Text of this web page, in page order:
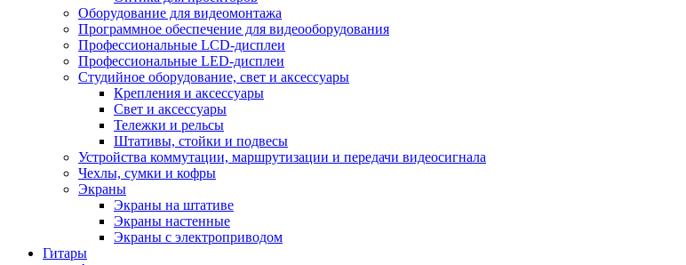
Оборудование для видеомонтажа
Программное обеспечение для видеооборудования
Профессиональные LCD-дисплеи
Профессиональные LED-дисплеи
Студийное оборудование, свет и аксессуары
Крепления и аксессуары
Свет и аксессуары
Тележки и рельсы
Штативы, стойки и подвесы
Устройства коммутации, маршрутизации и передачи видеосигнала
Чехлы, сумки и кофры
Экраны
Экраны на штативе
Экраны настенные
Экраны с электроприводом
Гитары